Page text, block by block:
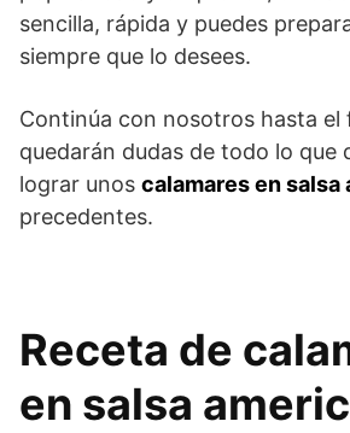
sencilla, rápida y puedes
siempre que lo desees.
Continúa con nosotros hasta el
quedarán dudas de todo lo que
lograr unos calamares en salsa
precedentes.
Receta de
en salsa